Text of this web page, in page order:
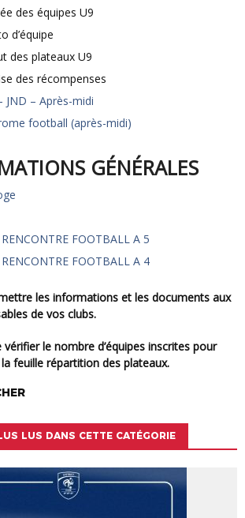
des équipes U9
d’équipe
des plateaux U9
des récompenses
JND – Après-midi
football (après-midi)
GÉNÉRALES
FOOTBALL A 5
FOOTBALL A 4
de vos clubs.
feuille répartition des plateaux.
LUS DANS CETTE CATÉGORIE